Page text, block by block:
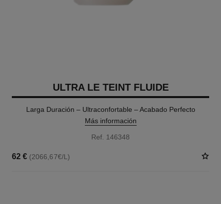
ULTRA LE TEINT FLUIDE
Larga Duración – Ultraconfortable – Acabado Perfecto
Más información
Ref. 146348
62 € (2066,67€/L)